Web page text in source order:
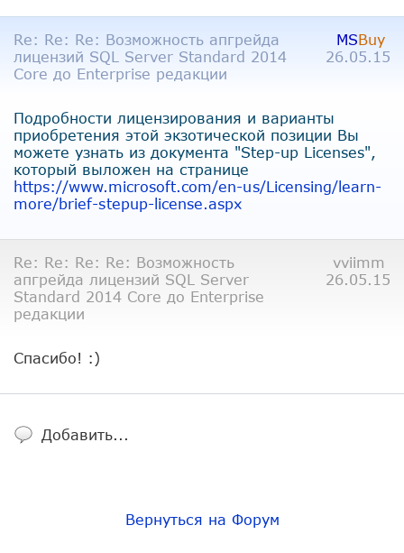
Re: Re: Re: Возможность апгрейда
лицензий SQL Server Standard 2014
Core до Enterprise редакции
MSBuy
26.05.15
Подробности лицензирования и варианты
приобретения этой экзотической позиции Вы
можете узнать из документа "Step-up Licenses",
который выложен на странице
https://www.microsoft.com/en-us/Licensing/learn-
more/brief-stepup-license.aspx
Re: Re: Re: Re: Возможность
апгрейда лицензий SQL Server
Standard 2014 Core до Enterprise
редакции
vviimm
26.05.15
Спасибо! :)
Добавить...
Вернуться на Форум